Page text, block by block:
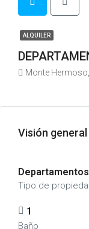
ALQUILER
Monte Hermoso,
Visión general
Departamentos
Tipo de
1
Baño